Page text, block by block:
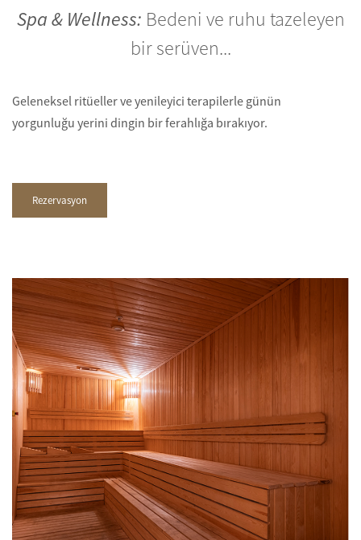
Spa & Wellness: Bedeni ve ruhu tazeleyen
bir serüven...
Geleneksel ritüeller ve yenileyici terapilerle günün
yorgunluğu yerini dingin bir ferahlığa bırakıyor.
Rezervasyon